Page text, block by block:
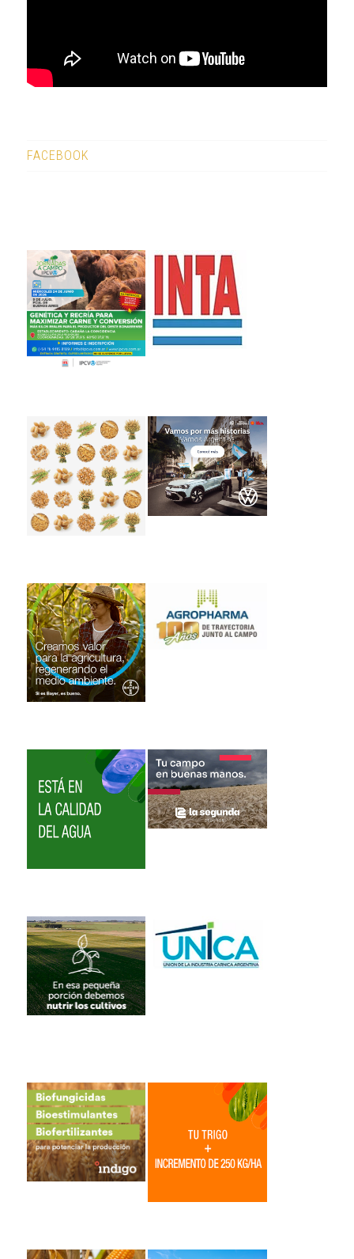
FACEBOOK